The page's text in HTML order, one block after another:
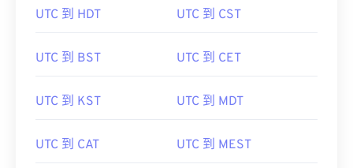
UTC 到 HDT UTC 到 CST
UTC 到 BST UTC 到 CET
UTC 到 KST UTC 到 MDT
UTC 到 CAT UTC 到 MEST